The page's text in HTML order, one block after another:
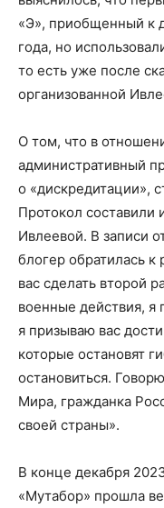
«Э», приобщенный к
года, но
то есть уже после
организованной
О том, что в
административный
о «дискредитации»,
Протокол составили
Ивлеевой. В записи
блогер обратилась
вас сделать второй
военные действия, я
я призываю вас
которые остановят
остановиться.
Мира, гражданка
своей страны».
В конце декабря
«Мутабор» прошла